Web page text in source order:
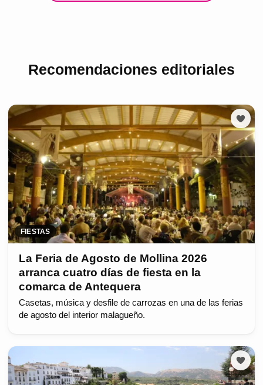
Recomendaciones editoriales
FIESTAS
La Feria de Agosto de Mollina 2026
arranca cuatro días de fiesta en la
comarca de Antequera
Casetas, música y desfile de carrozas en una de las ferias
de agosto del interior malagueño.